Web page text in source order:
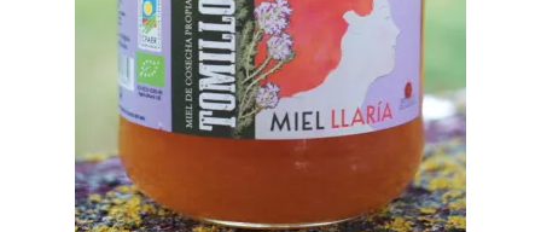
POLÍTICA DE PRIVACIDAD DEL SITIO WEB
Quiénes Somos
Tienda Online